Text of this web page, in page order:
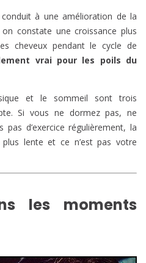
à une amélioration de la
constate une croissance plus
cheveux pendant le cycle de
vrai pour les poils du
et le sommeil sont trois
Si vous ne dormez pas, ne
d’exercice régulièrement, la
lente et ce n’est pas votre
les moments